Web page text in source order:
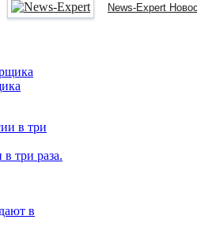
News-Expert
три раза.